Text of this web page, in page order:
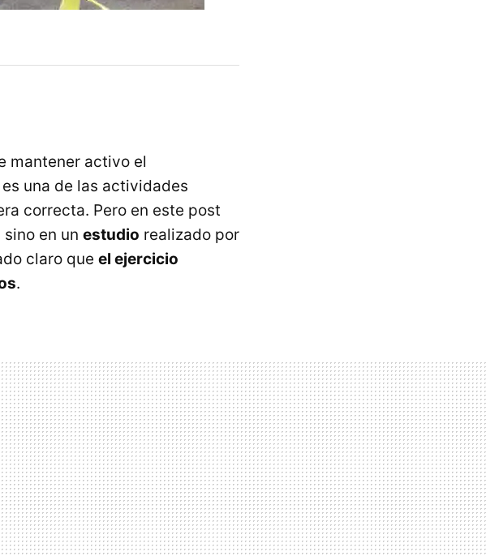
mantener activo el
una de las actividades
correcta. Pero en este post
en un estudio realizado por
claro que el ejercicio
.